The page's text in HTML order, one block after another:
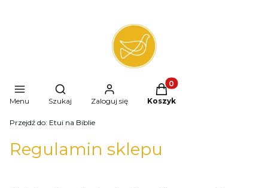
Menu
Otwórz wyszukiwarkę
Szukaj Zaloguj się
Produkty w koszyku: 0.
Koszyk
Przejdź do: Etui na Biblie
Regulamin sklepu